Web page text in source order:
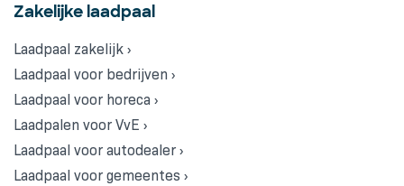
Zakelijke laadpaal
Laadpaal zakelijk ›
Laadpaal voor bedrijven ›
Laadpaal voor horeca ›
Laadpalen voor VvE ›
Laadpaal voor autodealer ›
Laadpaal voor gemeentes ›